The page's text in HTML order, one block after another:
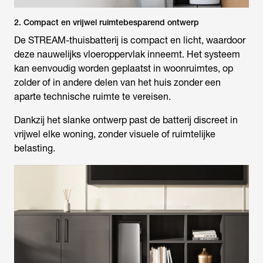
2. Compact en vrijwel ruimtebesparend ontwerp
De STREAM-thuisbatterij is compact en licht, waardoor
deze nauwelijks vloeroppervlak inneemt. Het systeem
kan eenvoudig worden geplaatst in woonruimtes, op
zolder of in andere delen van het huis zonder een
aparte technische ruimte te vereisen.
Dankzij het slanke ontwerp past de batterij discreet in
vrijwel elke woning, zonder visuele of ruimtelijke
belasting.